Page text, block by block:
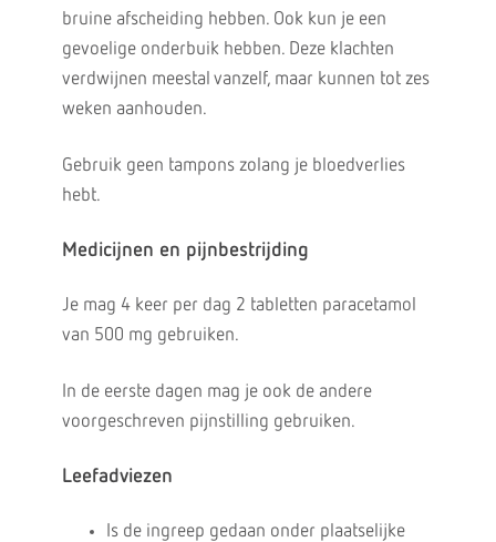
bruine afscheiding hebben. Ook kun je een
gevoelige onderbuik hebben. Deze klachten
verdwijnen meestal vanzelf, maar kunnen tot zes
weken aanhouden.
Gebruik geen tampons zolang je bloedverlies
hebt.
Medicijnen en pijnbestrijding
Je mag 4 keer per dag 2 tabletten paracetamol
van 500 mg gebruiken.
In de eerste dagen mag je ook de andere
voorgeschreven pijnstilling gebruiken.
Leefadviezen
Is de ingreep gedaan onder plaatselijke